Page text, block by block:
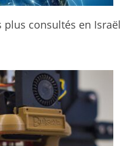
consultés en Israël